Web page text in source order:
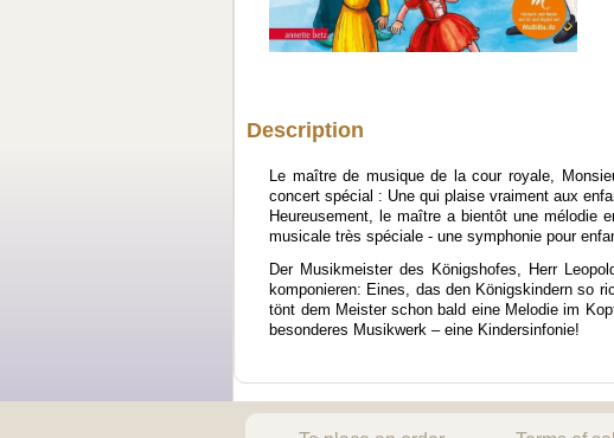
Description
Le maître de musique de la cour royale,
concert spécial : Une qui plaise vraiment aux
Heureusement, le maître a bientôt une
musicale très spéciale - une symphonie pour
Der Musikmeister des Königshofes, Herr
komponieren: Eines, das den Königskindern so
tönt dem Meister schon bald eine Melodie im
besonderes Musikwerk – eine Kindersinfonie!